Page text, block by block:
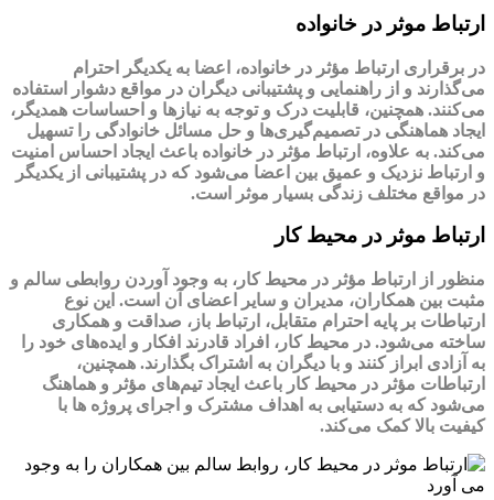
ارتباط موثر در خانواده
در برقراری ارتباط مؤثر در خانواده، اعضا به یکدیگر احترام
می‌گذارند و از راهنمایی و پشتیبانی دیگران در مواقع دشوار استفاده
می‌کنند. همچنین، قابلیت درک و توجه به نیازها و احساسات همدیگر،
ایجاد هماهنگی در تصمیم‌گیری‌ها و حل مسائل خانوادگی را تسهیل
می‌کند. به علاوه، ارتباط مؤثر در خانواده باعث ایجاد احساس امنیت
و ارتباط نزدیک و عمیق بین اعضا می‌شود که در پشتیبانی از یکدیگر
در مواقع مختلف زندگی بسیار موثر است.
ارتباط موثر در محیط کار
منظور از ارتباط مؤثر در محیط کار، به وجود آوردن روابطی سالم و
مثبت بین همکاران، مدیران و سایر اعضای آن است. این نوع
ارتباطات بر پایه احترام متقابل، ارتباط باز، صداقت و همکاری
ساخته می‌شود. در محیط کار، افراد قادرند افکار و ایده‌های خود را
به آزادی ابراز کنند و با دیگران به اشتراک بگذارند. همچنین،
ارتباطات مؤثر در محیط کار باعث ایجاد تیم‌های مؤثر و هماهنگ
می‌شود که به دستیابی به اهداف مشترک و اجرای پروژه ‌ها با
کیفیت بالا کمک می‌کند.